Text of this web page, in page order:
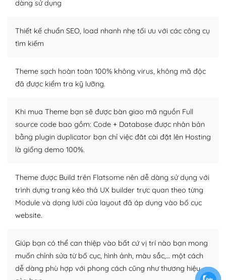
– Sở hữu một cộng đồng lớn, sẵn sàng hỗ trợ
khổng lồ được kiểm duyệt bởi các nhân viên và những
người cuồng tín WordPress.
Nếu bạn gặp khó khăn, bạn có thể lên mạng và tìm
kiếm những cộng đồng WordPress, họ sẽ giúp bạn trả
lời, giải đáp vấn đề của bạn.
Cộng đồng sử dụng WordPress sẵn sàng hỗ trợ bạn
– Đa dạng plugin và themes
Plugin mở rộng là thành phần cài đặt thêm vào
WordPress để tăng thêm các tính năng cần thiết. Có
nhiều plugin trả phí hoặc miễn phí.
Nhờ lượng người dùng đông đảo, thư viện themes và
plugin của WordPress rất phong phú. Bạn có thể thỏa
thích chọn lựa plugin và themes phù hợp cho mục đích
lập website của mình.
dàng sử dụng
Thiết kế chuẩn SEO, load nhanh nhẹ tối ưu với các công cụ
tìm kiếm
Theme sạch hoàn toàn 100% không virus, không mã độc
đã được kiểm tra kỹ lưỡng.
Khi mua Theme bạn sẽ được bàn giao mã nguồn Full
source code bao gồm: Code + Database được nhân bản
bằng plugin duplicator bạn chỉ việc đăt cài đặt lên Hosting
là giống demo 100%.
Theme được Build trên Flatsome nên dễ dàng sử dụng với
trình dựng trang kéo thả UX builder trực quan theo từng
Module và dạng lưới của layout đã áp dụng vào bố cục
website.
Giúp bạn có thể can thiệp vào bất cứ vị trí nào bạn mong
muốn chỉnh sửa từ bố cục, hình ảnh, màu sắc,… một cách
dễ dàng phù hợp với phong cách cũng như thương hiệu